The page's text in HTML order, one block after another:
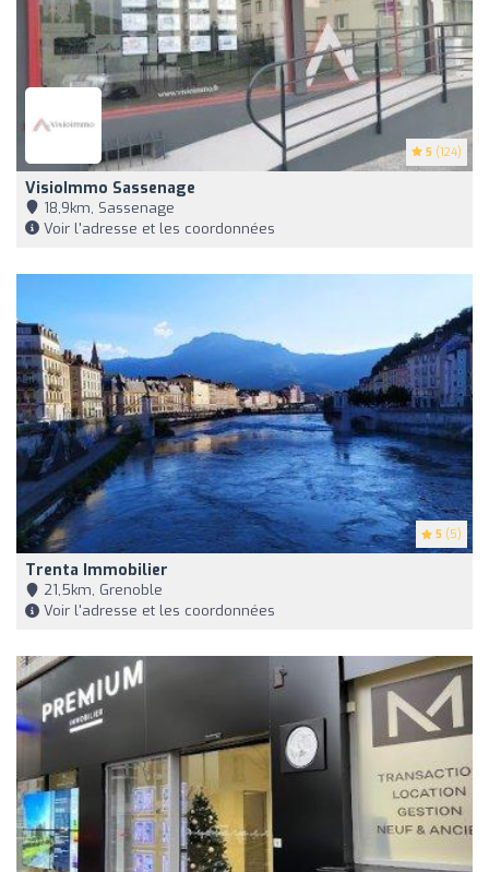
5 (124)
VisioImmo Sassenage
18,9km, Sassenage
Voir l'adresse et les coordonnées
5 (5)
Trenta Immobilier
21,5km, Grenoble
Voir l'adresse et les coordonnées